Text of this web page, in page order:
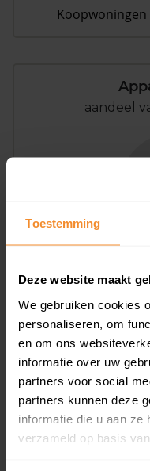
Toestemming
Deze website maakt
We gebruiken cookies
personaliseren, om
en om ons
informatie over uw
partners voor social
partners kunnen deze
informatie die u aan ze
verzameld op basis
Koopwoningen
aandeel
T/m 1945